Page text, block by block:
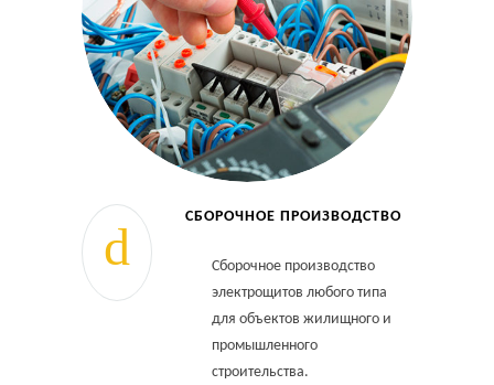
СБОРОЧНОЕ ПРОИЗВОДСТВО
Сборочное производство
электрощитов любого типа
для объектов жилищного и
промышленного
строительства.